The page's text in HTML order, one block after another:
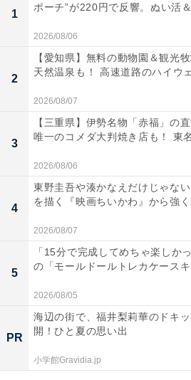
1
ポーチ”が220円で反響。ぬい活
2026/08/06
2
【愛知県】無料の動物園＆観光
天然温泉も！ 高速道路のハイウ
2026/08/07
3
【三重県】伊勢名物「赤福」の
唯一のコメダ大判焼き店も！ 東
2026/08/06
4
東野圭吾や湊かなえだけじゃない
を描く『映画ちいかわ』から強く
2026/08/07
5
「15分で完成してめちゃ楽しか
の「モールドールトレカケースキ
2026/08/05
PR
海辺の街で、福井梨莉華のドキ
開！ひと夏の思い出
小学館Gravidia.jp